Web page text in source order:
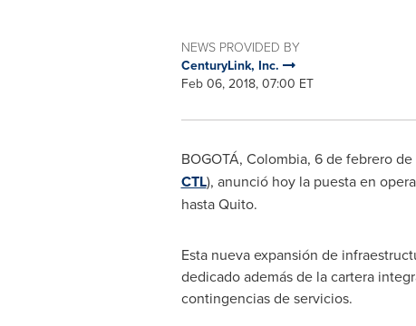
NEWS PROVIDED BY
CenturyLink, Inc.
Feb 06, 2018, 07:00 ET
BOGOTÁ, Colombia, 6 de febrero de
CTL), anunció hoy la puesta en
hastaQuito.
Esta nueva expansión de
dedicado además de la cartera
contingencias de servicios.